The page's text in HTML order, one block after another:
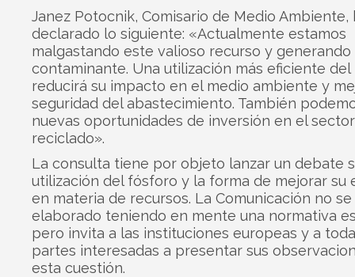
Janez Potocnik, Comisario de Medio Ambiente,
declarado lo siguiente: «Actualmente estamos
malgastando este valioso recurso y generando
contaminante. Una utilización más eficiente
reducirá su impacto en el medio ambiente y
seguridad del abastecimiento. También
nuevas oportunidades de inversión en el
reciclado».
La consulta tiene por objeto lanzar un debate
utilización del fósforo y la forma de mejorar su
en materia de recursos. La Comunicación no se
elaborado teniendo en mente una normativa
pero invita a las instituciones europeas y a
partes interesadas a presentar sus
esta cuestión.